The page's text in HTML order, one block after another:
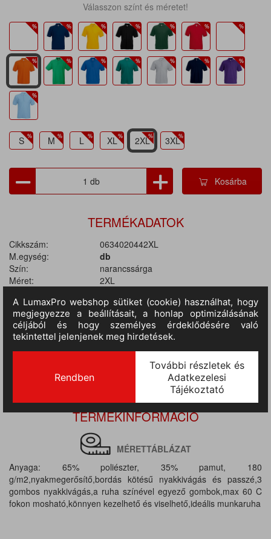
Válasszon színt és méretet!
S M L XL 2XL 3XL
Kosárba
TERMÉKADATOK
Cikkszám:
0634020442XL
M.egység:
db
Szín:
narancssárga
Méret:
2XL
Tulajdonságok:
Galléros, Gombos, 180 gr/m2, Rövid ujjú
II.RAKTÁRON
(szállítási idő 3-7 nap) :
196 db
TERMÉKINFORMÁCIÓ
MÉRETTÁBLÁZAT
Anyaga: 65% poliészter, 35% pamut, 180
g/m2,nyakmegerősítő,bordás kötésű nyakkivágás és passzé,3
gombos nyakkivágás,a ruha színével egyező gombok,max 60 C
fokon mosható,könnyen kezelhető és viselhető,ideális munkaruha